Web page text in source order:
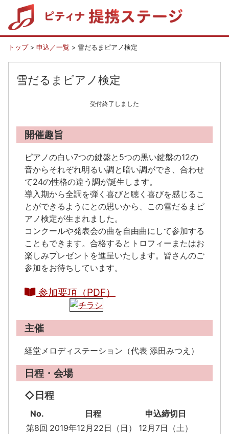
トップ> 申込／一覧 > 雪だるまピアノ検定
雪だるまピアノ検定
受付終了しました
開催趣旨
ピアノの白い7つの鍵盤と5つの黒い鍵盤の12の
音からそれぞれ明るい調と暗い調ができ、合わせ
て24の性格の違う調が誕生します。
導入期から全調を弾く喜びと聴く喜びを感じるこ
とができるようにとの思いから、この雪だるまピ
アノ検定が生まれました。
コンクールや発表会の曲を自由曲にして参加する
こともできます。合格するとトロフィーまたはお
楽しみプレゼントを進呈いたします。皆さんのご
参加をお待ちしています。
参加要項（PDF）
主催
経堂メロディステーション（代表 添田みつえ）
日程・会場
◇日程
No. 日程
申込締切日
第8回 2019年12月22日（日）
12月7日（土）